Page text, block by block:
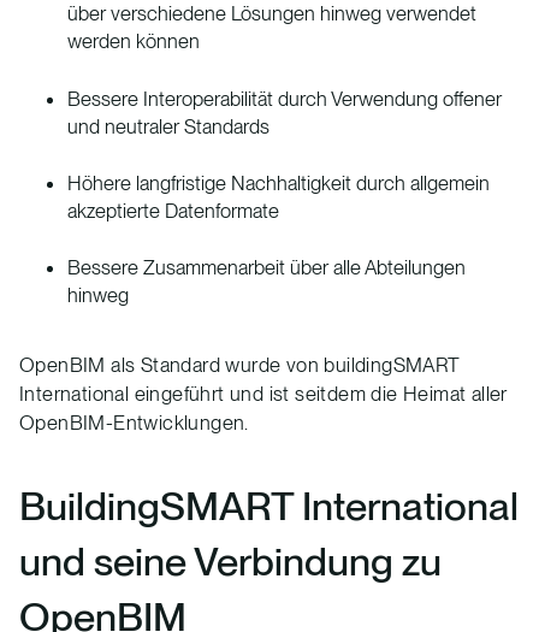
über verschiedene Lösungen hinweg verwendet
werden können
Bessere Interoperabilität durch Verwendung offener
und neutraler Standards
Höhere langfristige Nachhaltigkeit durch allgemein
akzeptierte Datenformate
Bessere Zusammenarbeit über alle Abteilungen
hinweg
OpenBIM als Standard wurde von buildingSMART
International eingeführt und ist seitdem die Heimat aller
OpenBIM-Entwicklungen.
BuildingSMART International
und seine Verbindung zu
OpenBIM